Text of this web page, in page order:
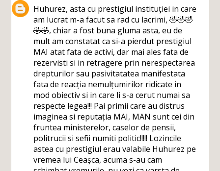
Huhurez, asta cu prestigiul instituției in care
am lucrat m-a facut sa rad cu lacrimi, 🤣🤣🤣
🤣🤣, chiar a fost buna gluma asta, eu de
mult am constatat ca si-a pierdut prestigiul
MAI atat fata de activi, dar mai ales fata de
rezervisti si in retragere prin nerespectarea
drepturilor sau pasivitatatea manifestata
fata de reacția nemulțumirilor ridicate in
mod obiectiv si in care li s-a cerut numai sa
respecte legea!!! Pai primii care au distrus
imaginea si reputația MAI, MAN sunt cei din
fruntea ministerelor, caselor de pensii,
politrucii si sefii numiti politic!!!!! Lozincile
astea cu prestigiul erau valabile Huhurez pe
vremea lui Ceașca, acuma s-au cam